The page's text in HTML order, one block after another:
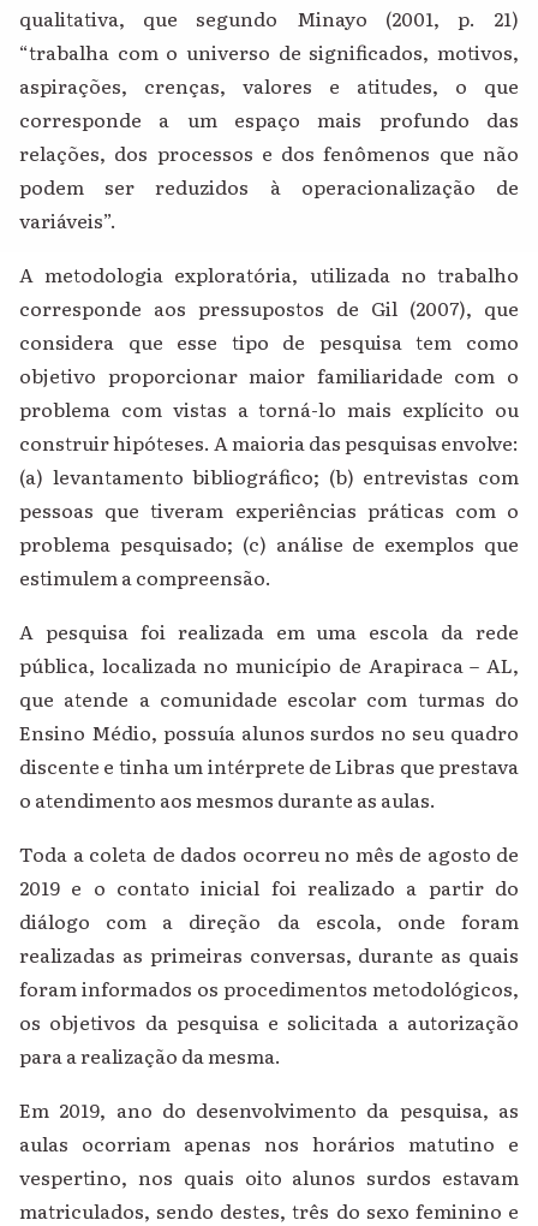
qualitativa, que segundo Minayo (2001, p. 21)
“trabalha com o universo de significados, motivos,
aspirações, crenças, valores e atitudes, o que
corresponde a um espaço mais profundo das
relações, dos processos e dos fenômenos que não
podem ser reduzidos à operacionalização de
variáveis”.
A metodologia exploratória, utilizada no trabalho
corresponde aos pressupostos de Gil (2007), que
considera que esse tipo de pesquisa tem como
objetivo proporcionar maior familiaridade com o
problema com vistas a torná-lo mais explícito ou
construir hipóteses. A maioria das pesquisas envolve:
(a) levantamento bibliográfico; (b) entrevistas com
pessoas que tiveram experiências práticas com o
problema pesquisado; (c) análise de exemplos que
estimulem a compreensão.
A pesquisa foi realizada em uma escola da rede
pública, localizada no município de Arapiraca – AL,
que atende a comunidade escolar com turmas do
Ensino Médio, possuía alunos surdos no seu quadro
discente e tinha um intérprete de Libras que prestava
o atendimento aos mesmos durante as aulas.
Toda a coleta de dados ocorreu no mês de agosto de
2019 e o contato inicial foi realizado a partir do
diálogo com a direção da escola, onde foram
realizadas as primeiras conversas, durante as quais
foram informados os procedimentos metodológicos,
os objetivos da pesquisa e solicitada a autorização
para a realização da mesma.
Em 2019, ano do desenvolvimento da pesquisa, as
aulas ocorriam apenas nos horários matutino e
vespertino, nos quais oito alunos surdos estavam
matriculados, sendo destes, três do sexo feminino e